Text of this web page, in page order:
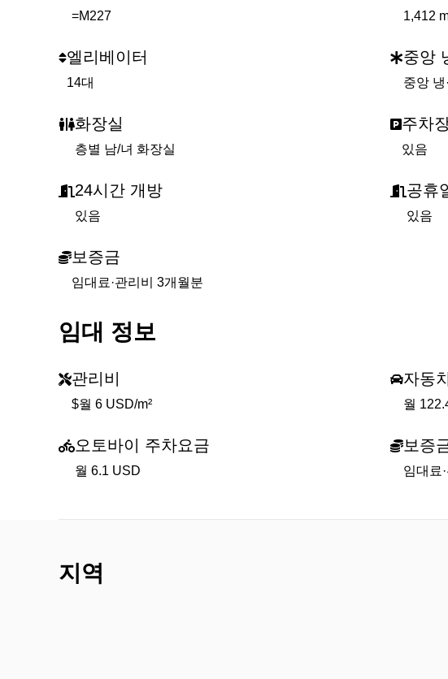
=M227 1,412
엘리베이터
14대
중앙
중앙 냉
화장실
층별 남/녀 화장실
주차
있음
24시간 개방
있음
공휴
있음
보증금
임대료·관리비 3개월분
임대 정보
관리비
$월 6 USD/m²
자동
월
오토바이 주차요금
월 6.1 USD
보증
임대료
지역